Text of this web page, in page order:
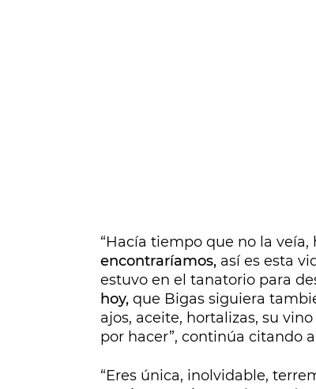
“Hacía tiempo que no la veía,
encontraríamos, así es esta
estuvo en el tanatorio para
hoy, que Bigas siguiera
ajos, aceite, hortalizas, su
por hacer”, continúa citando
“Eres única, inolvidable,